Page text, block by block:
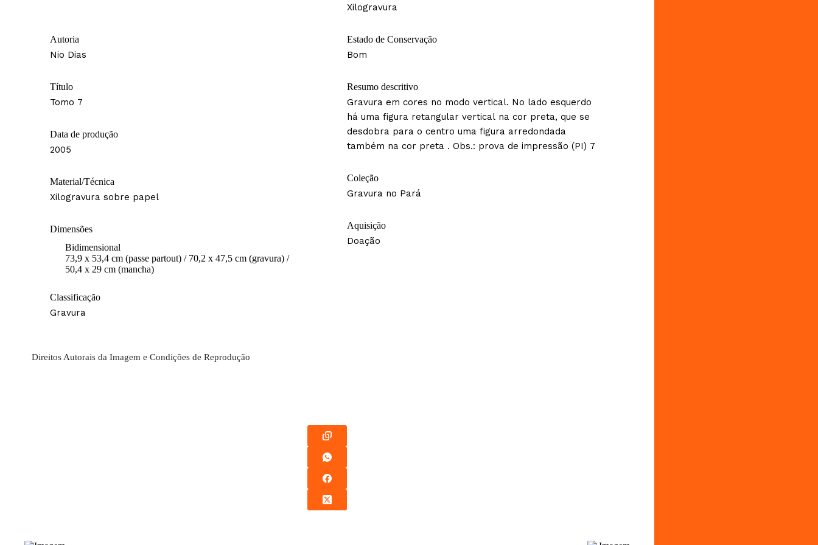
Autoria
Nio Dias
Título
Tomo 7
Data de produção
2005
Material/Técnica
Xilogravura sobre papel
Dimensões
Bidimensional
73,9 x 53,4 cm (passe partout) / 70,2 x 47,5 cm (gravura) /
50,4 x 29 cm (mancha)
Classificação
Gravura
Xilogravura
Estado de Conservação
Bom
Resumo descritivo
Gravura em cores no modo vertical. No lado esquerdo
há uma figura retangular vertical na cor preta, que se
desdobra para o centro uma figura arredondada
também na cor preta . Obs.: prova de impressão (PI) 7
Coleção
Gravura no Pará
Aquisição
Doação
Direitos Autorais da Imagem e Condições de Reprodução